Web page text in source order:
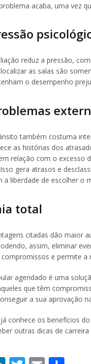
acaba, uma vez
reduz a pressão,
as salas são
o desempenho
também costuma
as histórias dos
relação com o excesso
gera atrasos e
a liberdade de escolher o
total
citadas dão maior
assim, eliminar
e permite a
agendado é uma
que têm
a sua aprovação
conhece os benefícios
outras dicas de